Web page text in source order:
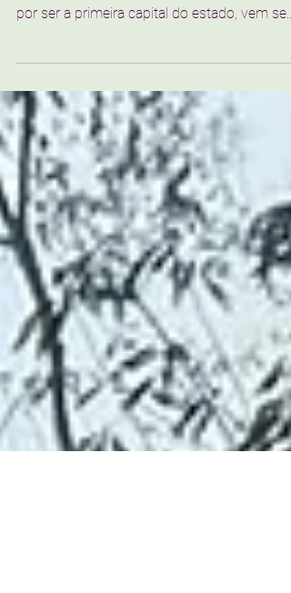
Crônica | Cheiro de chuva
por ser a primeira capital do estado, vem se...